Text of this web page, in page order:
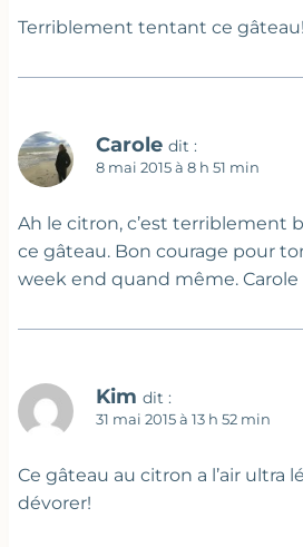
Terriblement tentant ce gâteau!
Carole dit :
8 mai 2015 à 8 h 51 min
Ah le citron, c’est terriblement
ce gâteau. Bon courage pour
week end quand même. Carole
Kim dit :
31 mai 2015 à 13 h 52 min
Ce gâteau au citron a l’air ultra
dévorer!